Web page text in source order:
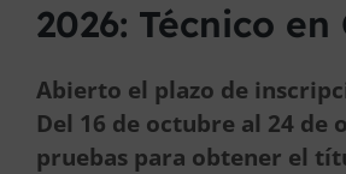
2026: Técnico
Abierto el plazo de
Del 16 de octubre al 24 de
pruebas para obtener el